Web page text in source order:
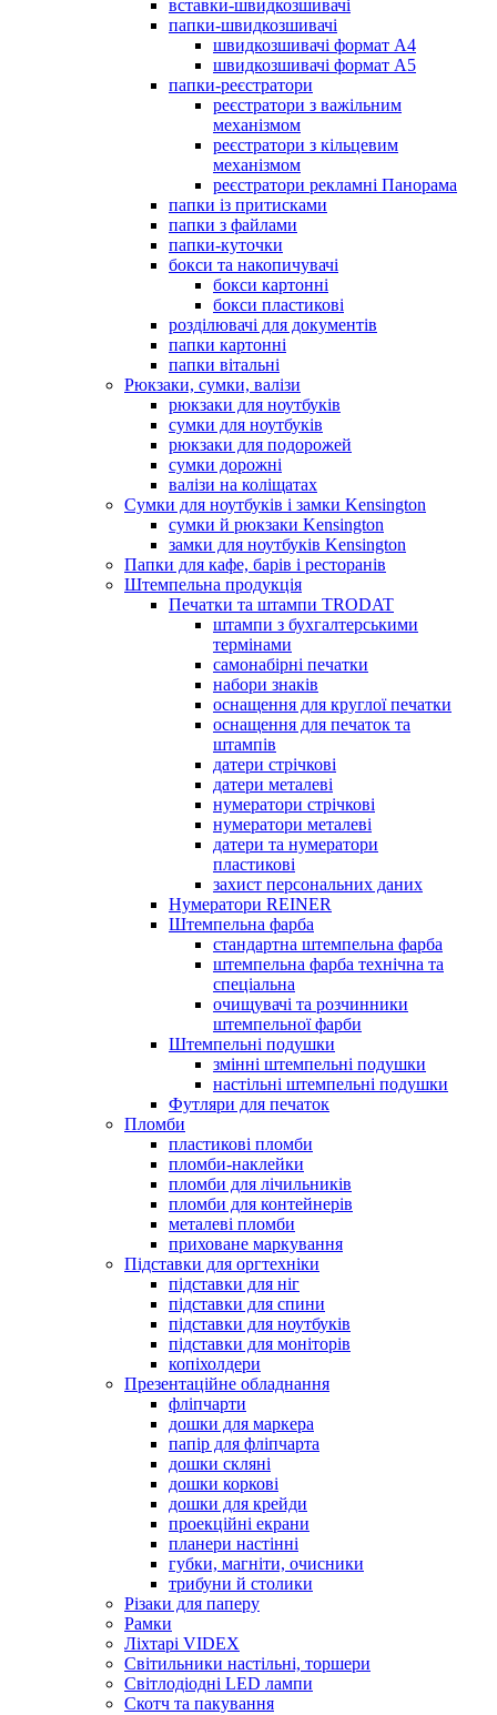
вставки-швидкозшивачі
папки-швидкозшивачі
швидкозшивачі формат А4
швидкозшивачі формат А5
папки-реєстратори
реєстратори з важільним
механізмом
реєстратори з кільцевим
механізмом
реєстратори рекламні Панорама
папки із притисками
папки з файлами
папки-куточки
бокси та накопичувачі
бокси картонні
бокси пластикові
розділювачі для документів
папки картонні
папки вітальні
Рюкзаки, сумки, валізи
рюкзаки для ноутбуків
сумки для ноутбуків
рюкзаки для подорожей
сумки дорожні
валізи на коліщатах
Сумки для ноутбуків і замки Kensington
сумки й рюкзаки Kensington
замки для ноутбуків Kensington
Папки для кафе, барів і ресторанів
Штемпельна продукція
Печатки та штампи TRODAT
штампи з бухгалтерськими
термінами
самонабірні печатки
набори знаків
оснащення для круглої печатки
оснащення для печаток та
штампів
датери стрічкові
датери металеві
нумератори стрічкові
нумератори металеві
датери та нумератори
пластикові
захист персональних даних
Нумератори REINER
Штемпельна фарба
стандартна штемпельна фарба
штемпельна фарба технічна та
спеціальна
очищувачі та розчинники
штемпельної фарби
Штемпельні подушки
змінні штемпельні подушки
настільні штемпельні подушки
Футляри для печаток
Пломби
пластикові пломби
пломби-наклейки
пломби для лічильників
пломби для контейнерів
металеві пломби
приховане маркування
Підставки для оргтехніки
підставки для ніг
підставки для спини
підставки для ноутбуків
підставки для моніторів
копіхолдери
Презентаційне обладнання
фліпчарти
дошки для маркера
папір для фліпчарта
дошки скляні
дошки коркові
дошки для крейди
проекційні екрани
планери настінні
губки, магніти, очисники
трибуни й столики
Різаки для паперу
Рамки
Ліхтарі VIDEX
Світильники настільні, торшери
Світлодіодні LED лампи
Скотч та пакування